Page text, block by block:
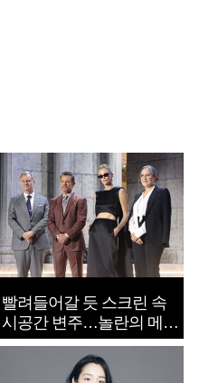
빨려들어갈 듯 스크린 속
시공간 변주…놀란의 메시
지는 ‘전쟁 속죄’